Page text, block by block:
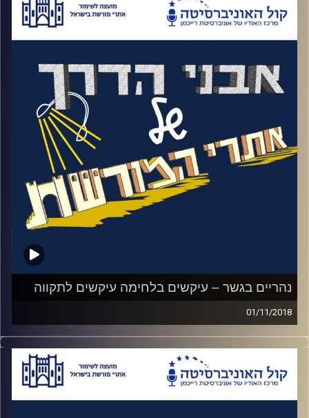
לפני עזיבת הבריטים את הארץ, הם השאירו
אותה לתושבי המקום הערבים. מכיוון שמצודת
ההגנה לתקוף אותה עוד באותו הלילה
התקיפה נכשלה ותקיפה נוספת נכשלה גם כן.
במהלך אותן תקיפות הפגינו החיילים אומץ יוצא
דופן ונדחקו למצבי קיצון טראגיים ולבחירות
בלתי אפשריות. סיפורי הקרבות הללו הפכו
לשירים ("דודו", "שיר הרעות") ולקחים אותם
.
במהלך הפרק נשמע כמה מהסיפורים האלו,
הסיכויים. האזינו לאורי טולידאנו מראיין את קרן
קהת מנהלת מוזיאון הרעות.
קרדיט תמונות:המועצה לשימור אתרים
נהריים בגשר – עיקשים בלחימה עיקשים לתקווה
01/11/2018
בין עמק הירדן לעמק בית שאן יושבת קבוצת
גשר ואתר המורשת נהריים בגשר. באותו מקום,
נמצאים שלושה גשרים מרשימים, שניים מהם
מפוצצים. גשר רומי משוחזר, גשר רכבת טורקי